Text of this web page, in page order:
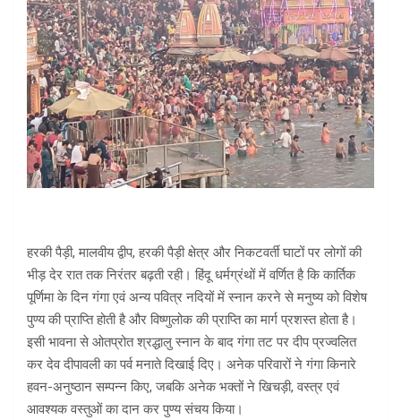
हरकी पैड़ी, मालवीय द्वीप, हरकी पैड़ी क्षेत्र और निकटवर्ती घाटों पर लोगों की
भीड़ देर रात तक निरंतर बढ़ती रही। हिंदू धर्मग्रंथों में वर्णित है कि कार्तिक
पूर्णिमा के दिन गंगा एवं अन्य पवित्र नदियों में स्नान करने से मनुष्य को विशेष
पुण्य की प्राप्ति होती है और विष्णुलोक की प्राप्ति का मार्ग प्रशस्त होता है।
इसी भावना से ओतप्रोत श्रद्धालु स्नान के बाद गंगा तट पर दीप प्रज्वलित
कर देव दीपावली का पर्व मनाते दिखाई दिए। अनेक परिवारों ने गंगा किनारे
हवन-अनुष्ठान सम्पन्न किए, जबकि अनेक भक्तों ने खिचड़ी, वस्त्र एवं
आवश्यक वस्तुओं का दान कर पुण्य संचय किया।